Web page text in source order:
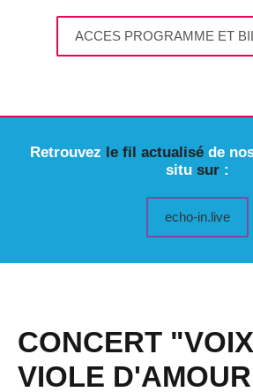
ACCES PROGRAMME ET
Retrouvez le fil actualiséde
situ sur :
echo-in.live
CONCERT
VIOLE